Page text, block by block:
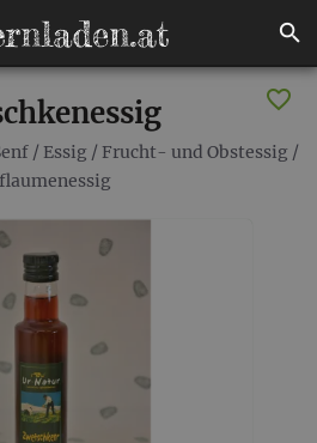
/ Essig/ Frucht- und Obstessig/